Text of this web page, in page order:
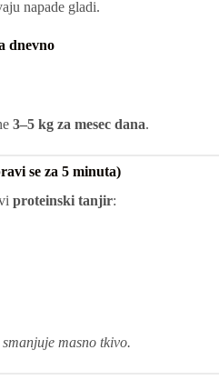
napade gladi.
dnevno
3–5 kg za mesec dana.
se za 5 minuta)
proteinski tanjir:
masno tkivo.